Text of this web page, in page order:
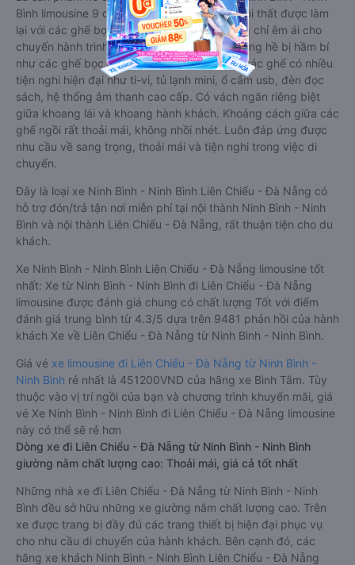
Bình limousine 9 chỗ cải tiến từ xe 16 chỗ. Nội thất được làm
lại với các ghế bọc da chuẩn Châu Âu, không chỉ êm ái cho
chuyến hành trình xa, mà còn mát mẻ và không hề bị hầm bí
như các ghế bọc da bình thường. Kèm theo các ghế có nhiều
tiện nghi hiện đại như ti-vi, tủ lạnh mini, ổ cắm usb, đèn đọc
sách, hệ thống âm thanh cao cấp. Có vách ngăn riêng biệt
giữa khoang lái và khoang hành khách. Khoảng cách giữa các
ghế ngồi rất thoải mái, không nhồi nhét. Luôn đáp ứng được
nhu cầu về sang trọng, thoải mái và tiện nghi trong việc di
chuyển.
Đây là loại xe Ninh Bình - Ninh Bình Liên Chiểu - Đà Nẵng có
hỗ trợ đón/trả tận nơi miễn phí tại nội thành Ninh Bình - Ninh
Bình và nội thành Liên Chiểu - Đà Nẵng, rất thuận tiện cho du
khách.
Xe Ninh Bình - Ninh Bình Liên Chiểu - Đà Nẵng limousine tốt
nhất: Xe từ Ninh Bình - Ninh Bình đi Liên Chiểu - Đà Nẵng
limousine được đánh giá chung có chất lượng Tốt với điểm
đánh giá trung bình từ 4.3/5 dựa trên 9481 phản hồi của hành
khách Xe về Liên Chiểu - Đà Nẵng từ Ninh Bình - Ninh Bình.
Giá vé xe limousine đi Liên Chiểu - Đà Nẵng từ Ninh Bình -
Ninh Bình rẻ nhất là 451200VND của hãng xe Bình Tâm. Tùy
thuộc vào vị trí ngồi của bạn và chương trình khuyến mãi, giá
vé Xe Ninh Bình - Ninh Bình đi Liên Chiểu - Đà Nẵng limousine
này có thể sẽ rẻ hơn
Dòng xe đi Liên Chiểu - Đà Nẵng từ Ninh Bình - Ninh Bình
giường nằm chất lượng cao: Thoải mái, giá cả tốt nhất
Những nhà xe đi Liên Chiểu - Đà Nẵng từ Ninh Bình - Ninh
Bình đều sở hữu những xe giường nằm chất lượng cao. Trên
xe được trang bị đầy đủ các trang thiết bị hiện đại phục vụ
cho nhu cầu di chuyển của hành khách. Bên cạnh đó, các
hãng xe khách Ninh Bình - Ninh Bình Liên Chiểu - Đà Nẵng